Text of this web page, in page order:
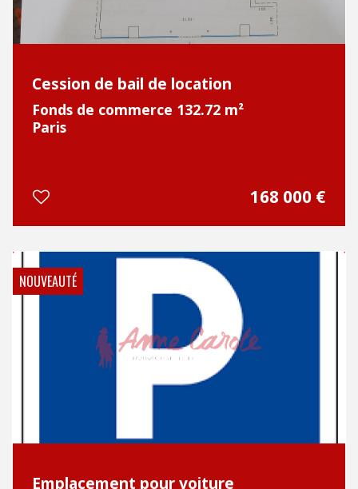
Cession de bail de location
Fonds de commerce 132.72 m²
Paris
168 000 €
NOUVEAUTÉ
Emplacement pour voiture